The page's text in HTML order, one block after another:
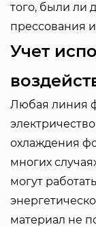
того, были ли
прессования
Учет
Любая линия
охлаждения
многих
могут
материал не